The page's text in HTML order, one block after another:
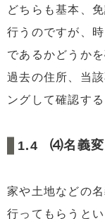
どちらも基本、
行うのですが、
であるかどうか
過去の住所、当
ングして確認す
⑷名義
家や土地などの
行ってもらうと